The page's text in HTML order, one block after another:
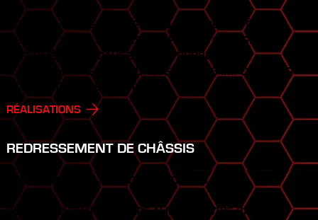
NOUS SOMMES ÉGALEMENT EN MESURE DE VÉRIFIER
L’ÉTAT DE VOTRE CHÂSSIS. PARFOIS UN CHÂSSIS
DÉFORMÉ EST LA CAUSE DE VOS PROBLÈMES
D’ALIGNEMENT ET UN REDRESSEMENT S’IMPOSE POUR
RÉGLER VOS PROBLÉMATIQUES.
RÉALISATIONS
REDRESSEMENT DE CHÂSSIS
(FRAME MASTER) - VÉHICULES LOURDS
VOUS AVEZ TENTÉ DE FAIRE ALIGNER VOTRE CAMION